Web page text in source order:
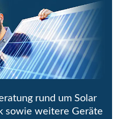
rund um Solar
sowie weitere Geräte